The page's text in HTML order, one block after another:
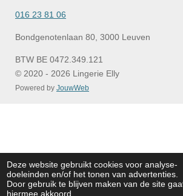
Deze website gebruikt cookies voor analyse-
doeleinden en/of het tonen van advertenties.
Door gebruik te blijven maken van de site
hiermee akkoord.
o
k
r
a
016 23 81 06
Bondgenotenlaan 80, 3000 Leuven
BTW BE 0472.349.121
© 2020 - 2026 Lingerie Elly
Powered by JouwWeb